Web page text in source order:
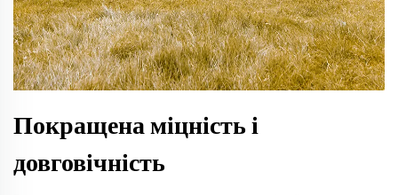
Покращена міцність і
довговічність